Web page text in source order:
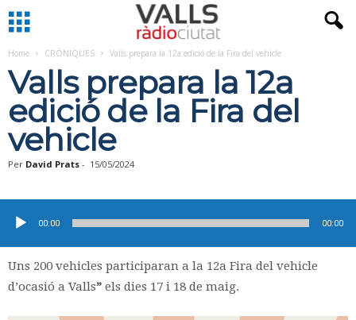
Home CRÒNIQUES Valls prepara la 12a edició de la Fira del vehicle
Valls prepara la 12a
edició de la Fira del
vehicle
Per David Prats - 15/05/2024
d'àudio
00:00 00:00
Uns 200 vehicles participaran a la 12a Fira del vehicle
d’ocasió a Valls” els dies 17 i 18 de maig.